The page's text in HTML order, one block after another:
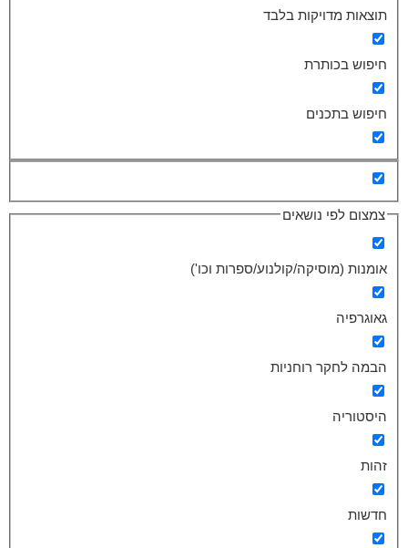
תוצאות מדויקות בלבד
חיפוש בכותרת
חיפוש בתכנים
צמצום לפי נושאים
אומנות (מוסיקה/קולנוע/ספרות וכו')
גאוגרפיה
הבמה לחקר רוחניות
היסטוריה
זהות
חדשות